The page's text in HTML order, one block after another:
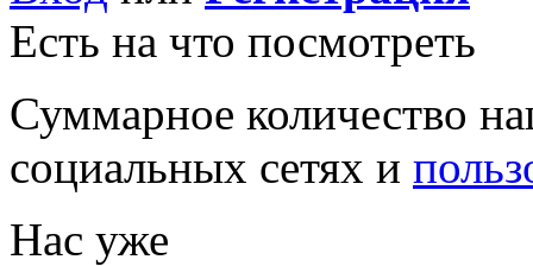
Есть на что посмотреть
Суммарное количество
социальных сетях и
Нас уже